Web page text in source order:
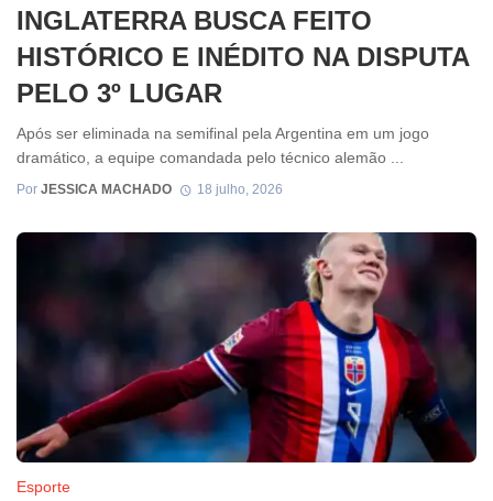
INGLATERRA BUSCA FEITO
HISTÓRICO E INÉDITO NA DISPUTA
PELO 3º LUGAR
Após ser eliminada na semifinal pela Argentina em um jogo
dramático, a equipe comandada pelo técnico alemão ...
Por JESSICA MACHADO 18 julho, 2026
Esporte